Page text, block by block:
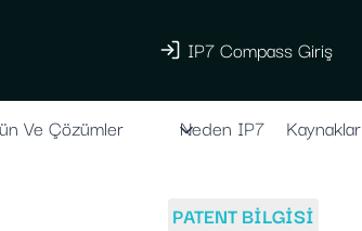
IP7 Compass Giriş
Ve Çözümler Neden IP7 Kaynaklar
PATENT BILGISI